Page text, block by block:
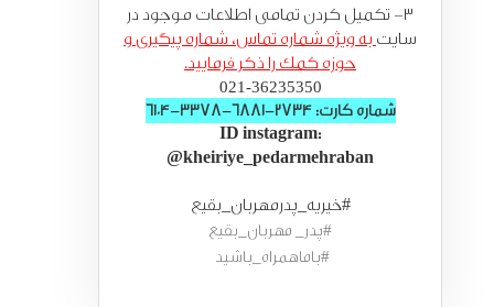
3- تکمیل کردن تمامی اطلاعات موجود در
سایتبه ویژه شماره تماس، شماره پیگیری و
حوزه کمک را ذکر فرمایید.
021-36235350
شماره کارت: 2734-6881-3378-6104
ID instagram:
@kheiriye_pedarmehraban
#خیریه_پدرمهربان_بقیع
#پدر_ مهربان_بقیع
#باماهمراه_باشید